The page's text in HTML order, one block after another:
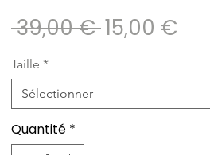
39,00 € Prix
15,00 €
Taille *
Sélectionner
Quantité *